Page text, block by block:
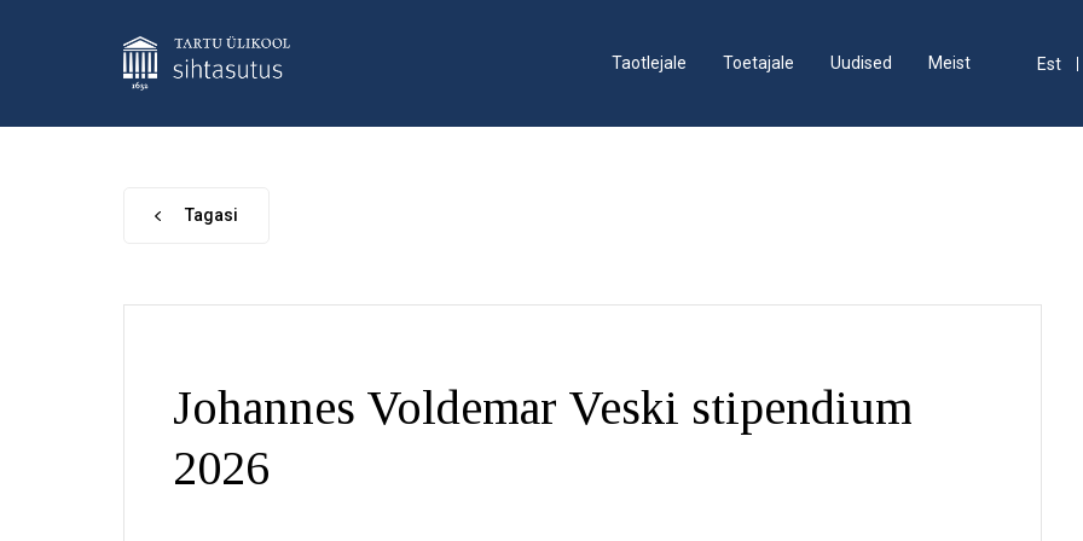
Est
Taotlejale Toetajale Uudised Meist
Tagasi
Johannes Voldemar Veski stipendium
2026